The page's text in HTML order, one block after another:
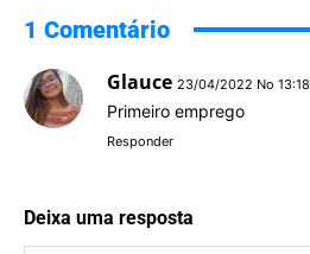
1 Comentário
Glauce 23/04/2022 No 13:18
Primeiro emprego
Responder
Deixa uma resposta